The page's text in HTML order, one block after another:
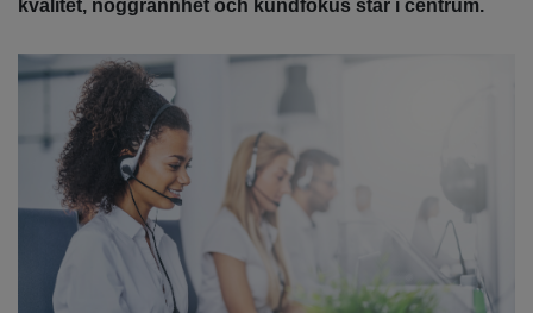
kvalitet, noggrannhet och kundfokus står i centrum.